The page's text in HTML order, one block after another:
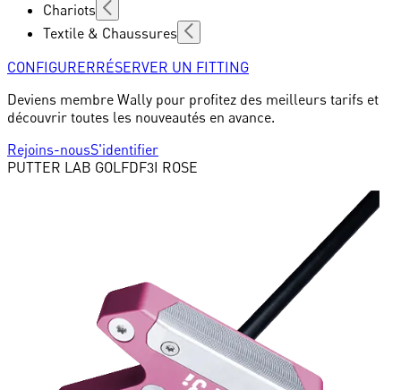
Chariots
Textile & Chaussures
CONFIGURERRÉSERVER UN FITTING
Deviens membre Wally pour profitez des meilleurs tarifs et
découvrir toutes les nouveautés en avance.
Rejoins-nousS'identifier
PUTTER LAB GOLFDF3I ROSE